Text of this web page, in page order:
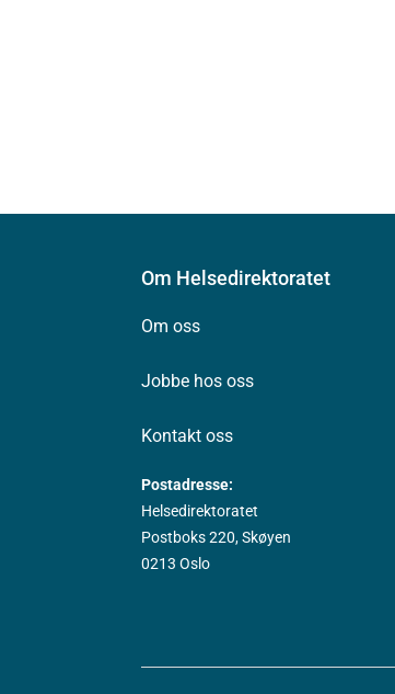
Om Helsedirektoratet
Om oss
Jobbe hos oss
Kontakt oss
Postadresse:
Helsedirektoratet
Postboks 220, Skøyen
0213 Oslo